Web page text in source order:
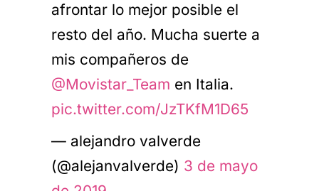
afrontar lo mejor posible el
resto del año. Mucha suerte a
mis compañeros de
@Movistar_Team en Italia.
pic.twitter.com/JzTKfM1D65
— alejandro valverde
(@alejanvalverde) 3 de mayo